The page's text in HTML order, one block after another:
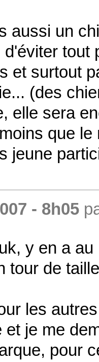
aussi un
tout
et surtout
(des
elle sera
que
jeune
- 8h05
y en a
tour de
les
et je me
pour